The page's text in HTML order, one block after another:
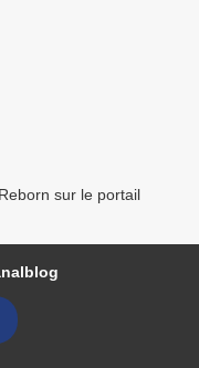
sur le portail